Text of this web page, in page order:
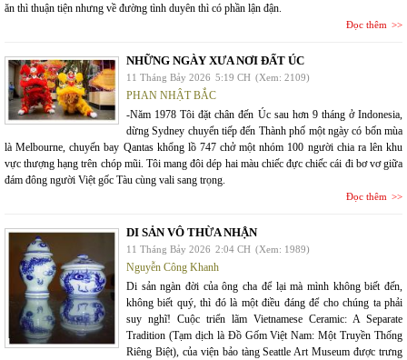
ăn thì thuận tiện nhưng về đường tình duyên thì có phần lận đận.
Đọc thêm
NHỮNG NGÀY XƯA NƠI ĐẤT ÚC
11 Tháng Bảy 2026 5:19 CH (Xem: 2109)
PHAN NHẬT BẮC
-Năm 1978 Tôi đặt chân đến Úc sau hơn 9 tháng ở Indonesia,
dừng Sydney chuyển tiếp đến Thành phố một ngày có bốn mùa
là Melbourne, chuyến bay Qantas khổng lồ 747 chở một nhóm 100 người chia ra lên khu
vực thượng hạng trên chóp mũi. Tôi mang đôi dép hai màu chiếc đực chiếc cái đi bơ vơ giữa
đám đông người Việt gốc Tàu cùng vali sang trọng.
Đọc thêm
DI SẢN VÔ THỪA NHẬN
11 Tháng Bảy 2026 2:04 CH (Xem: 1989)
Nguyễn Công Khanh
Di sản ngàn đời của ông cha để lại mà mình không biết đến,
không biết quý, thì đó là một điều đáng để cho chúng ta phải
suy nghĩ! Cuộc triển lãm Vietnamese Ceramic: A Separate
Tradition (Tạm dịch là Đồ Gốm Việt Nam: Một Truyền Thống
Riêng Biệt), của viện bảo tàng Seattle Art Museum được trưng